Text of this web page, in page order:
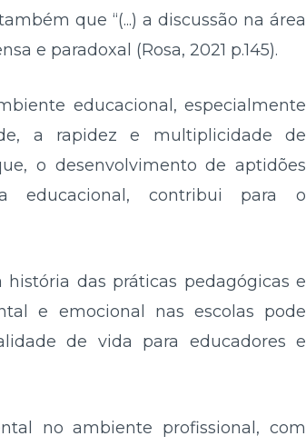
que “(...) a discussão na área
e paradoxal (Rosa, 2021 p.145).
educacional, especialmente
a rapidez e multiplicidade de
o desenvolvimento de aptidões
educacional, contribui para o
das práticas pedagógicas e
e emocional nas escolas pode
de vida para educadores e
no ambiente profissional, com